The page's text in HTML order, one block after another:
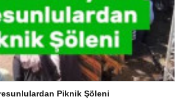
Piknik Şöleni